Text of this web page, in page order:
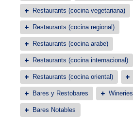
Restaurants (cocina vegetariana)
Restaurants (cocina regional)
Restaurants (cocina arabe)
Restaurants (cocina internacional)
Restaurants (cocina oriental)
Bares y Restobares Wineries
Bares Notables